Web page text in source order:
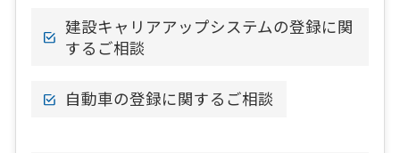
建設キャリアアップシステムの登録に関
するご相談
自動車の登録に関するご相談